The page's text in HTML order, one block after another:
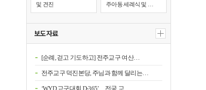
및 견진
주아동 세례식 및 …
보도자료
[순례, 걷고 기도하고] 전주교구 여산…
전주교구 덕진본당, 주님과 함께 달리는…
‘WYD 교구대회 D-365’…전국 교…